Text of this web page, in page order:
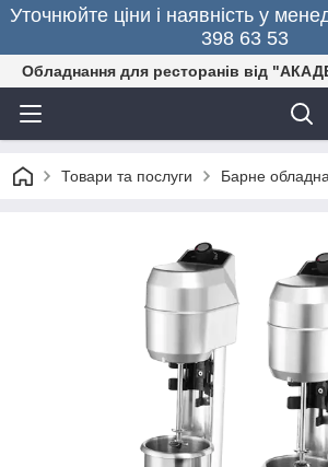
Уточнюйте ціни і наявність у
398 63 53
Обладнання для ресторанів від
Товари та послуги Барне